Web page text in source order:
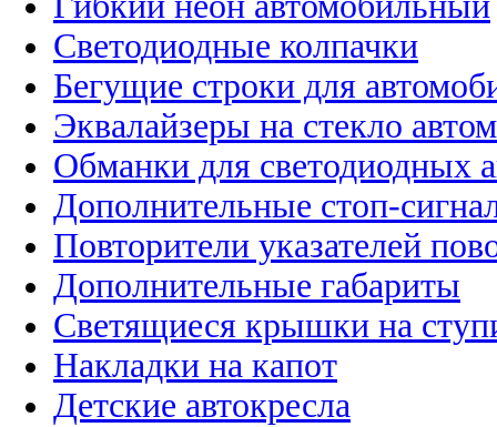
Светодиодные колпачки
Бегущие строки для
Эквалайзеры на стекло
Обманки для светодиодных
Дополнительные стоп-
Повторители указателей
Дополнительные габариты
Светящиеся крышки на
Накладки на капот
Детские автокресла